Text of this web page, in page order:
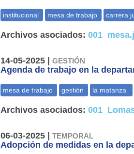
Archivos asociados:
14-05-2025 | GESTIÓN
Agenda de trabajo en la
Archivos asociados:
06-03-2025 | TEMPORAL
Adopción de medidas en la